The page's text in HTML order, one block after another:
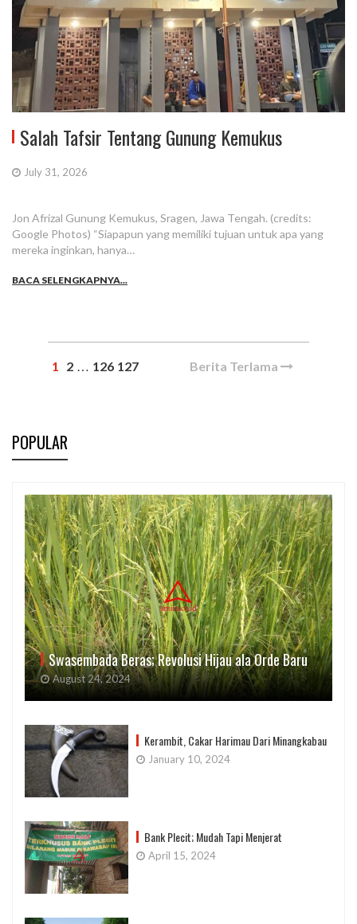
Salah Tafsir Tentang Gunung Kemukus
July 31, 2026
Jon Afrizal Gunung Kemukus, Sragen, Jawa Tengah. (credits:
Google Photos) “Siapapun yang memiliki tujuan untuk apa yang
mereka inginkan, hanya…
BACA SELENGKAPNYA...
1 2 … 126 127 Berita Terlama
POPULAR
Swasembada Beras; Revolusi Hijau ala Orde Baru
August 24, 2024
Kerambit, Cakar Harimau Dari Minangkabau
January 10, 2024
Bank Plecit; Mudah Tapi Menjerat
April 15, 2024